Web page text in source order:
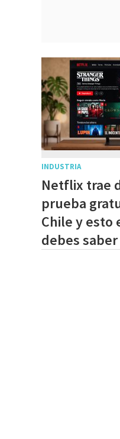
INDUSTRIA
Netflix trae
prueba
Chile y esto
debes saber